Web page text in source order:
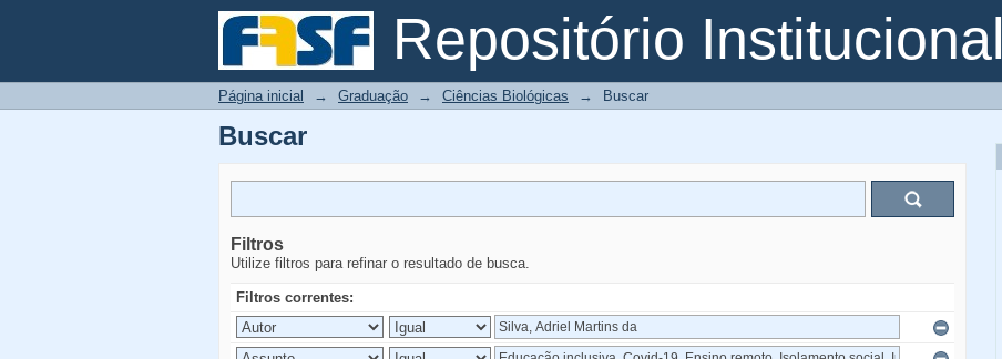
Repositório Institucional
Buscar
Página inicial → Graduação → Ciências Biológicas → Buscar
Buscar
Filtros
Utilize filtros para refinar o resultado de busca.
Filtros correntes: